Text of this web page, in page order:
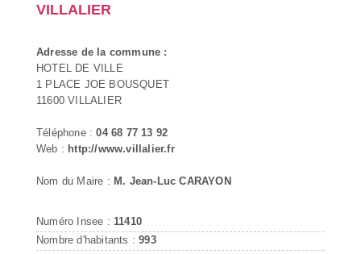
VILLALIER
Adresse de la commune :
HOTEL DE VILLE
1 PLACE JOE BOUSQUET
11600 VILLALIER
Téléphone :04 68 77 13 92
Web : http://www.villalier.fr
Nom du Maire : M. Jean-Luc CARAYON
Numéro Insee : 11410
Nombre d'habitants :993